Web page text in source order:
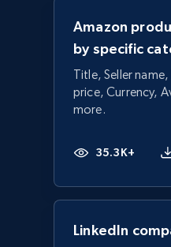
Amazon
by specific
Title, Seller
price, Currency,
more.
35.3K+
LinkedIn